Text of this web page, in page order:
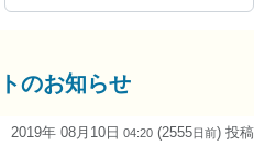
のお知らせ
2019年 08月10日 04:20 (2555日前) 投稿